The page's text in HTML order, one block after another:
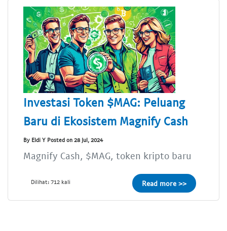
Investasi Token $MAG: Peluang
Baru di Ekosistem Magnify Cash
By Eldi Y Posted on 28 Jul, 2024
Magnify Cash, $MAG, token kripto baru
Dilihat: 712 kali Read more >>